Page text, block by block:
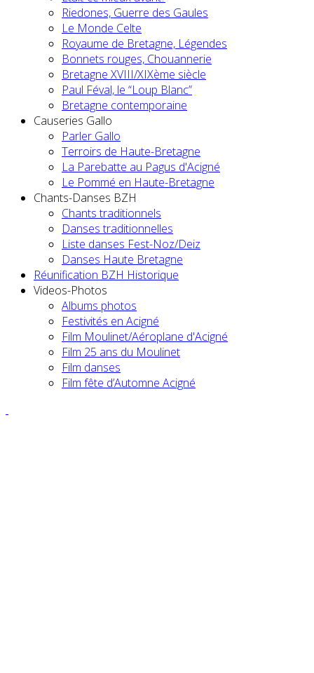
Riedones, Guerre des Gaules
Le Monde Celte
Royaume de Bretagne, Légendes
Bonnets rouges, Chouannerie
Bretagne XVIII/XIXème siècle
Paul Féval, le “Loup Blanc”
Bretagne contemporaine
Causeries Gallo
Parler Gallo
Terroirs de Haute-Bretagne
La Parebatte au Pagus d'Acigné
Le Pommé en Haute-Bretagne
Chants-Danses BZH
Chants traditionnels
Danses traditionnelles
Liste danses Fest-Noz/Deiz
Danses Haute Bretagne
Réunification BZH Historique
Videos-Photos
Albums photos
Festivités en Acigné
Film Moulinet/Aéroplane d'Acigné
Film 25 ans du Moulinet
Film danses
Film fête d’Automne Acigné